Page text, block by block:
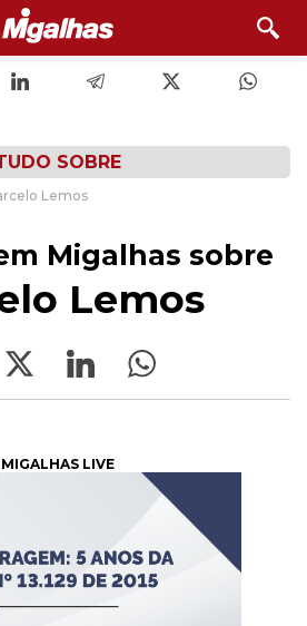
SOBRE
Lemos
Migalhas sobre
Lemos
MIGALHAS LIVE